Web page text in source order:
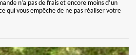
n’a pas de frais et encore moins d’un
qui vous empêche de ne pas réaliser votre